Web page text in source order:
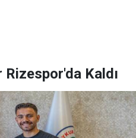
Kaldı